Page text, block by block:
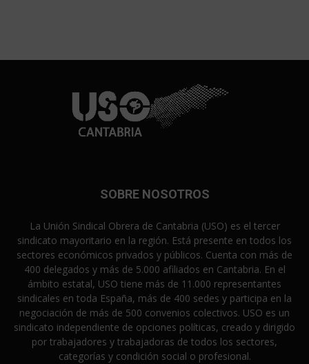
SOBRE NOSOTROS
La Unión Sindical Obrera de Cantabria (USO) es el tercer
sindicato mayoritario en la región. Está presente en todos los
sectores económicos privados y públicos. Cuenta con más de
400 delegados y más de 5.000 afiliados en Cantabria. En el
ámbito estatal, USO tiene más de 11.000 representantes
sindicales en toda España, más de 400 sedes y participa en la
negociación de más de 500 convenios colectivos. USO es un
sindicato independiente de opciones políticas, creado y dirigido
por trabajadores y trabajadoras de todos los sectores,
categorías y condición social o profesional.